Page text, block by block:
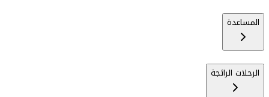
المساعدة
الرحلات الرائجة